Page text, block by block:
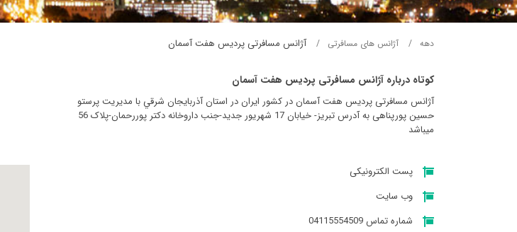
دهه آژانس های مسافرتی آژانس مسافرتی پرديس هفت آسمان
کوتاه درباره آژانس مسافرتی پرديس هفت آسمان
آژانس مسافرتی پرديس هفت آسمان در کشور ایران در استان آذربايجان شرقي با مدیریت پرستو
حسین پورپناهی به آدرس تبريز- خیابان 17 شهریور جدید-جنب داروخانه دکتر پوررحمان-پلاک 56
میباشد
پست الکترونیکی
وب سایت
شماره تماس 04115554509